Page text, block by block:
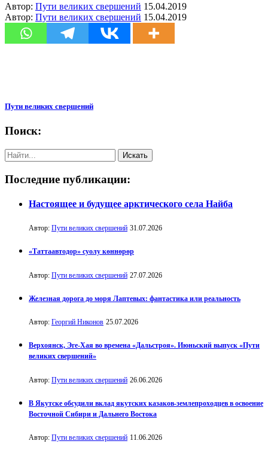
Автор: Пути великих свершений 15.04.2019
Автор: Пути великих свершений 15.04.2019
Пути великих свершений
Поиск:
Последние публикации:
Настоящее и будущее арктического села Найба
Автор: Пути великих свершений 31.07.2026
«Таттаавтодор» суолу көннөрөр
Автор: Пути великих свершений 27.07.2026
Железная дорога до моря Лаптевых: фантастика или реальность
Автор: Георгий Никонов 25.07.2026
Верхоянск, Эге-Хая во времена «Дальстроя». Июньский выпуск «Пути
великих свершений»
Автор: Пути великих свершений 26.06.2026
В Якутске обсудили вклад якутских казаков-землепроходцев в освоение
Восточной Сибири и Дальнего Востока
Автор: Пути великих свершений 11.06.2026